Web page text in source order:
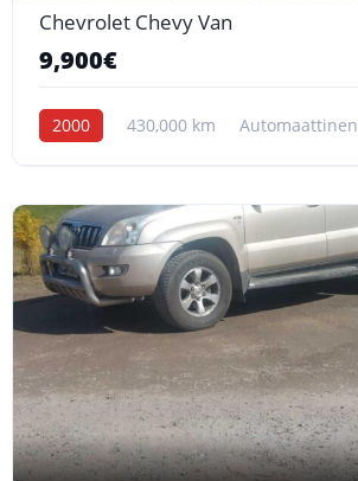
Chevrolet Chevy Van
9,900€
2000 430,000 km Automaattinen